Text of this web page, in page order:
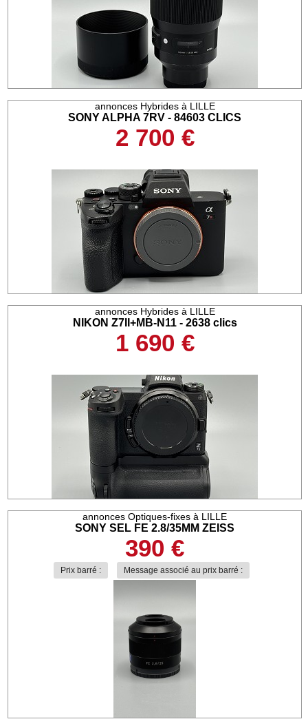
annonces Hybrides à LILLE
SONY ALPHA 7RV - 84603 CLICS
2 700 €
annonces Hybrides à LILLE
NIKON Z7II+MB-N11 - 2638 clics
1 690 €
annonces Optiques-fixes à LILLE
SONY SEL FE 2.8/35MM ZEISS
390 €
Prix barré : Message associé au prix barré :